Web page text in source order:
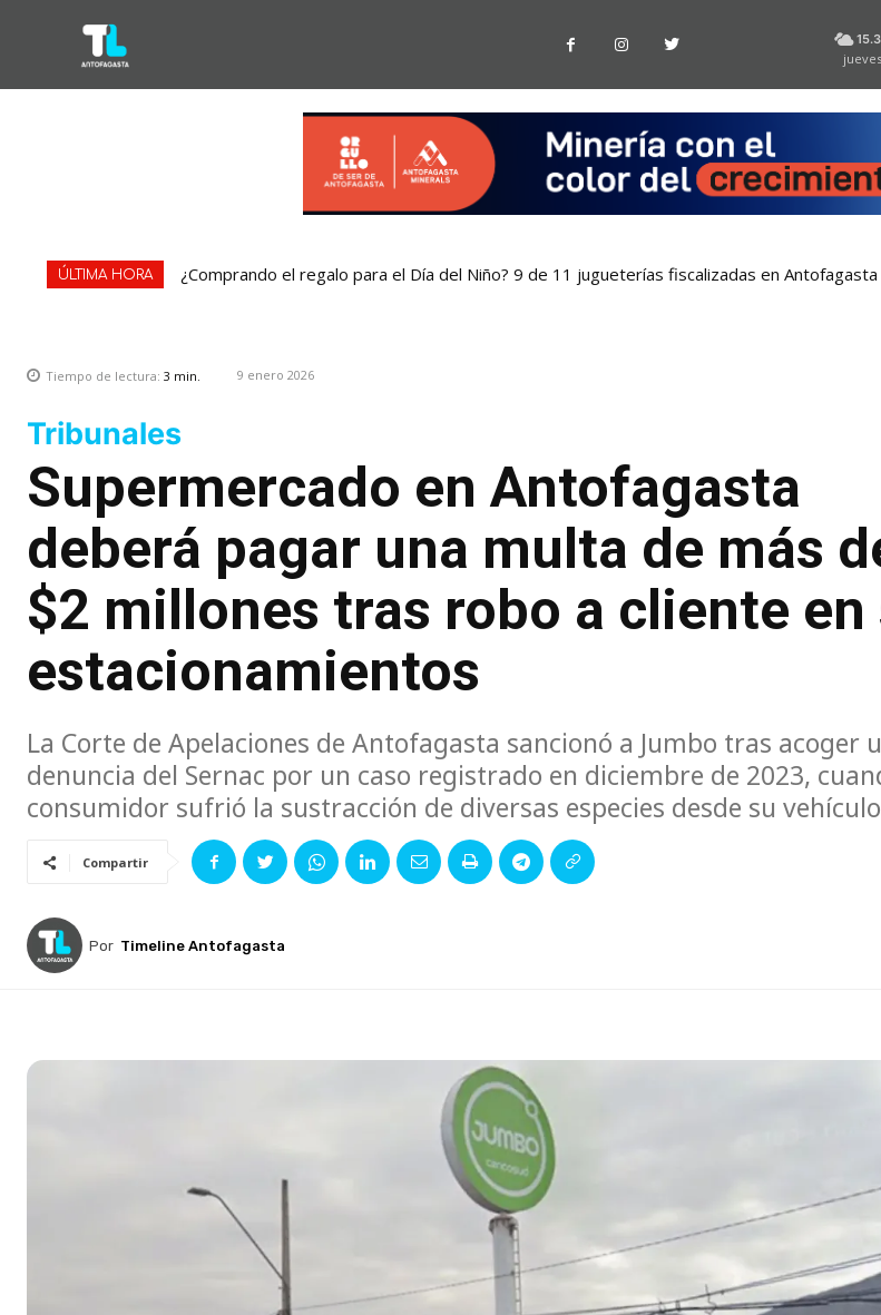
15.3
ÚLTIMA HORA ¿Comprando el regalo para el Día del Niño? 9 de 11 jugueterías fiscalizadas en
Tiempo de lectura: 3 min. 9 enero 2026
Tribunales
Supermercado en Antofagasta
deberá pagar una multa de más
$2 millones tras robo a cliente en
estacionamientos
La Corte de Apelaciones de Antofagasta sancionó a Jumbo tras acoger
denuncia del Sernac por un caso registrado en diciembre de 2023,
consumidor sufrió la sustracción de diversas especies desde su
Compartir
Por Timeline Antofagasta